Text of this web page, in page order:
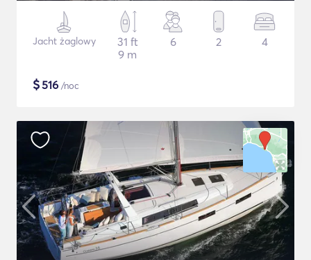
Jacht żaglowy
31 ft
9 m
6 2 4
$516 /noc